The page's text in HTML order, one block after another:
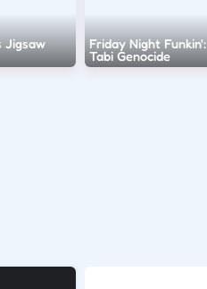
Jigsaw
Friday Night Funkin':
Tabi Genocide